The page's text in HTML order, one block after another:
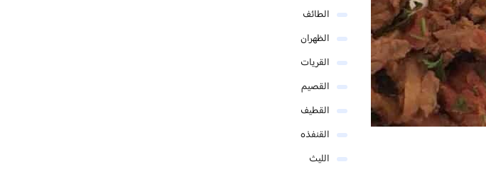
الطائف
الظهران
القريات
القصيم
القطيف
القنفذه
الليث